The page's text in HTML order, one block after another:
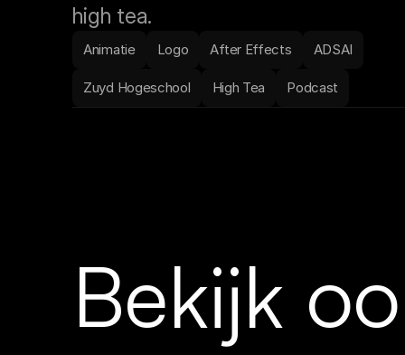
high tea.
Animatie Logo After Effects ADSAI
Zuyd Hogeschool High Tea Podcast
Bekijk